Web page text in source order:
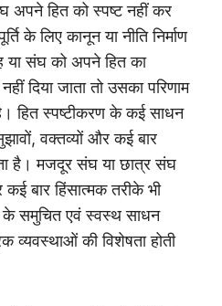
अपने हित को स्पष्ट नहीं कर
के लिए कानून या नीति निर्माण
या संघ को अपने हित का
दिया जाता तो उसका परिणाम
है। हित स्पष्टीकरण के कई साधन
वक्तव्यों और कई बार
है। मजदूर संघ या छात्र संघ
बार हिंसात्मक तरीके भी
के समुचित एवं स्वस्थ साधन
व्यवस्थाओं की विशेषता होती